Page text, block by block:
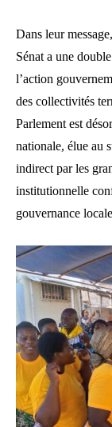
Dans leur
Sénat a une
l’action
des collectivités
Parlement est
nationale, élue au
indirect par les
institutionnelle
gouvernance